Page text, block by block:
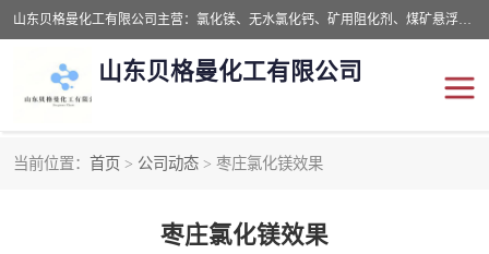
山东贝格曼化工有限公司主营：氯化镁、无水氯化钙、矿用阻化剂、煤矿悬浮剂、道路抑尘剂、氢氧化镁，防灭火剂等，公司位于山东省潍坊市滨海经济开发区,是专业从事对各种精细化工集研究、开发、制造于一体的现代化大型跨境化工企业，公司本着诚信经营、给每一位客户提供专业服务。
山东贝格曼化工有限公司
当前位置： 首页 > 公司动态 > 枣庄氯化镁效果
枣庄氯化镁效果
氯化钙